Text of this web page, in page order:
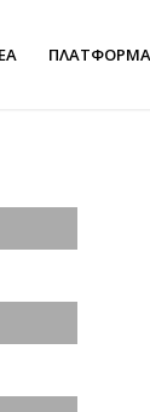
ΠΛΑΤΦΟΡΜΑ